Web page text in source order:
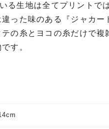
る生地は全てプリントで
った味のある『ジャカー
の糸とヨコの糸だけで
す。